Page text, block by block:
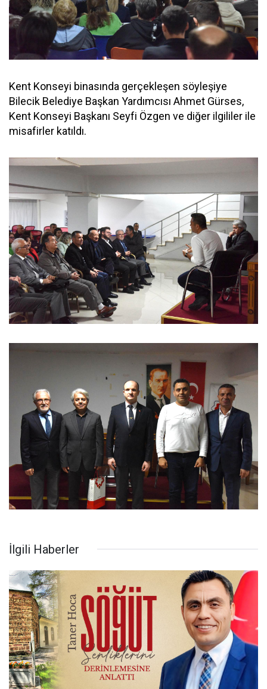
Kent Konseyi binasında gerçekleşen söyleşiye
Bilecik Belediye Başkan Yardımcısı Ahmet Gürses,
Kent Konseyi Başkanı Seyfi Özgen ve diğer ilgililer ile
misafirler katıldı.
İlgili Haberler